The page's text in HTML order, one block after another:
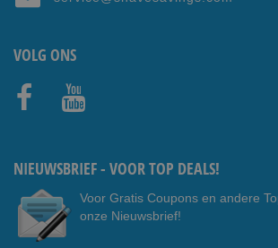
VOLG ONS
NIEUWSBRIEF - VOOR TOP DEALS!
Voor Gratis Coupons en andere
onze Nieuwsbrief!